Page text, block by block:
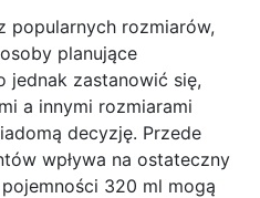
popularnych rozmiarów,
planujące
jednak zastanowić się,
a innymi rozmiarami
decyzję. Przede
wpływa na ostateczny
320 ml mogą